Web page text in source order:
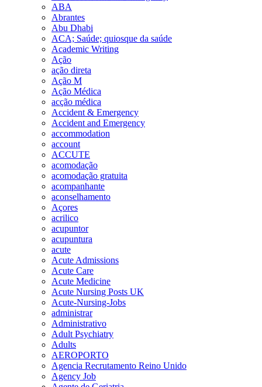
ABA
Abrantes
Abu Dhabi
ACA; Saúde; quiosque da saúde
Academic Writing
Ação
ação direta
Ação M
Ação Médica
acção médica
Accident & Emergency
Accident and Emergency
accommodation
account
ACCUTE
acomodação
acomodação gratuita
acompanhante
aconselhamento
Açores
acrilico
acupuntor
acupuntura
acute
Acute Admissions
Acute Care
Acute Medicine
Acute Nursing Posts UK
Acute-Nursing-Jobs
administrar
Administrativo
Adult Psychiatry
Adults
AEROPORTO
Agencia Recrutamento Reino Unido
Agency Job